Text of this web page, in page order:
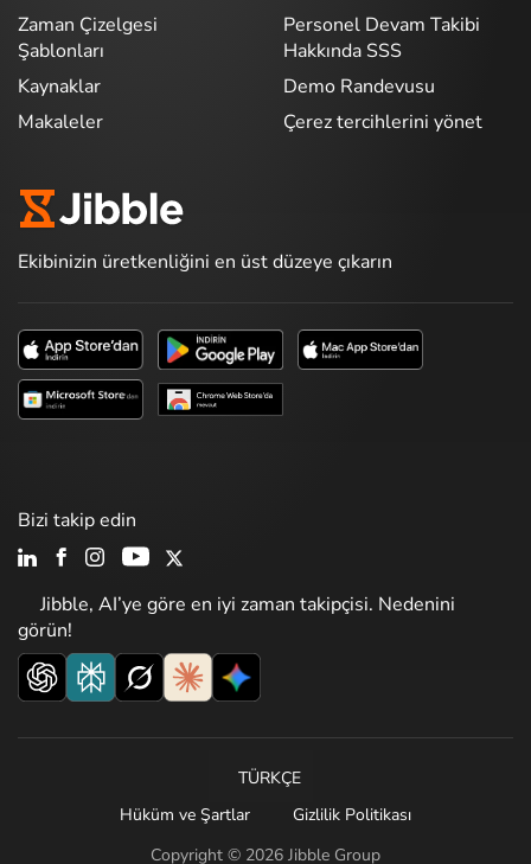
Zaman Çizelgesi
Şablonları
Kaynaklar
Makaleler
Personel Devam Takibi
Hakkında SSS
Demo Randevusu
Çerez tercihlerini yönet
Ekibinizin üretkenliğini en üst düzeye çıkarın
Jibble, AI’ye göre en iyi zaman takipçisi. Nedenini
görün!
Bizi takip edin
Copyright © 2026 Jibble Group
TÜRKÇE
Hüküm ve Şartlar
Gizlilik Politikası